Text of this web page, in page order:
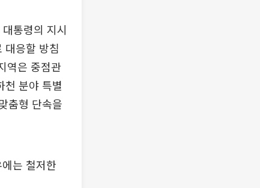
통령의 지시
대응할 방침
역은 중점관
천 분야 특별
춤형 단속을
는 철저한